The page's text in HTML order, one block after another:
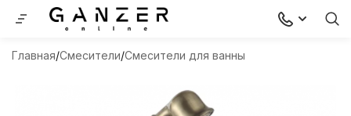
Главная Смесители Смесители для ванны